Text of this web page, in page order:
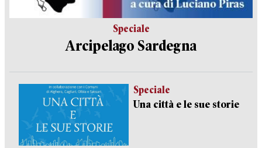
Speciale
Arcipelago Sardegna
Speciale
Una città e le sue storie